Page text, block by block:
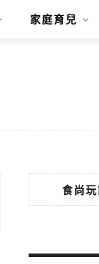
家庭育兒
食尚